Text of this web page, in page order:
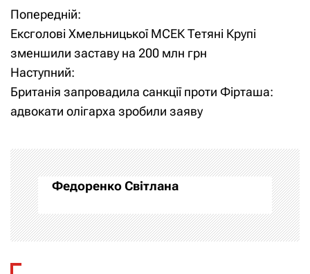
Н
а
в
і
а
ц
і
Попередній:
Ексголові Хмельницької МСЕК Тетяні Крупі
зменшили заставу на 200 млн грн
Наступний:
Британія запровадила санкції проти Фірташа:
адвокати олігарха зробили заяву
Федоренко Світлана